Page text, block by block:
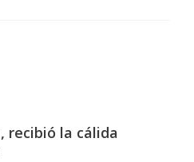
recibió la cálida